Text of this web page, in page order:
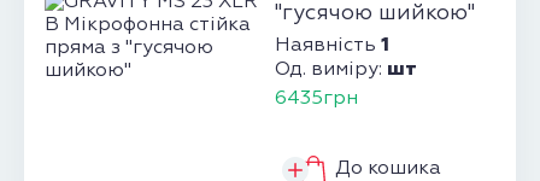
"гусячою шийкою"
Наявність 1
Од. виміру: шт
6435грн
До кошика